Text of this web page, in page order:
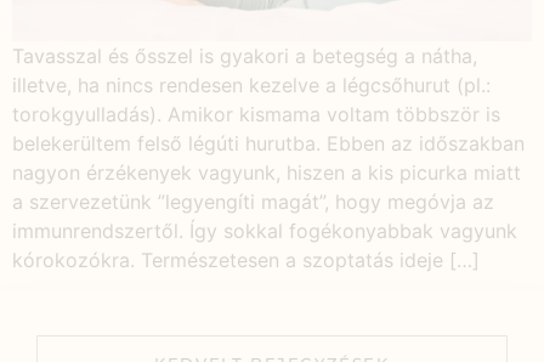
Tavasszal és ősszel is gyakori a betegség a nátha,
illetve, ha nincs rendesen kezelve a légcsőhurut (pl.:
torokgyulladás). Amikor kismama voltam többször is
belekerültem felső légúti hurutba. Ebben az időszakban
nagyon érzékenyek vagyunk, hiszen a kis picurka miatt
a szervezetünk ”legyengíti magát”, hogy megóvja az
immunrendszertől. Így sokkal fogékonyabbak vagyunk
kórokozókra. Természetesen a szoptatás ideje […]